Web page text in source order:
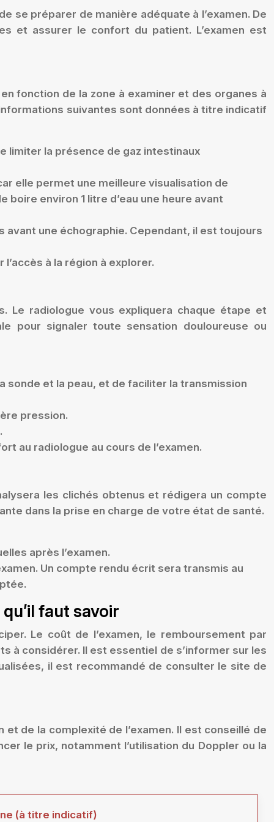
se préparer de manière adéquate à l’examen. De
et assurer le confort du patient. L’examen est
fonction de la zone à examiner et des organes à
suivantes sont données à titre indicatif
limiter la présence de gaz intestinaux
elle permet une meilleure visualisation de
environ 1 litre d’eau une heure avant
avant une échographie. Cependant, il est toujours
à la région à explorer.
Le radiologue vous expliquera chaque étape et
pour signaler toute sensation douloureuse ou
sonde et la peau, et de faciliter la transmission
pression.
au radiologue au cours de l’examen.
les clichés obtenus et rédigera un compte
dans la prise en charge de votre état de santé.
après l’examen.
Un compte rendu écrit sera transmis au
faut savoir
Le coût de l’examen, le remboursement par
à considérer. Il est essentiel de s’informer sur les
il est recommandé de consulter le site de
de la complexité de l’examen. Il est conseillé de
le prix, notamment l’utilisation du Doppler ou la
(à titre indicatif)